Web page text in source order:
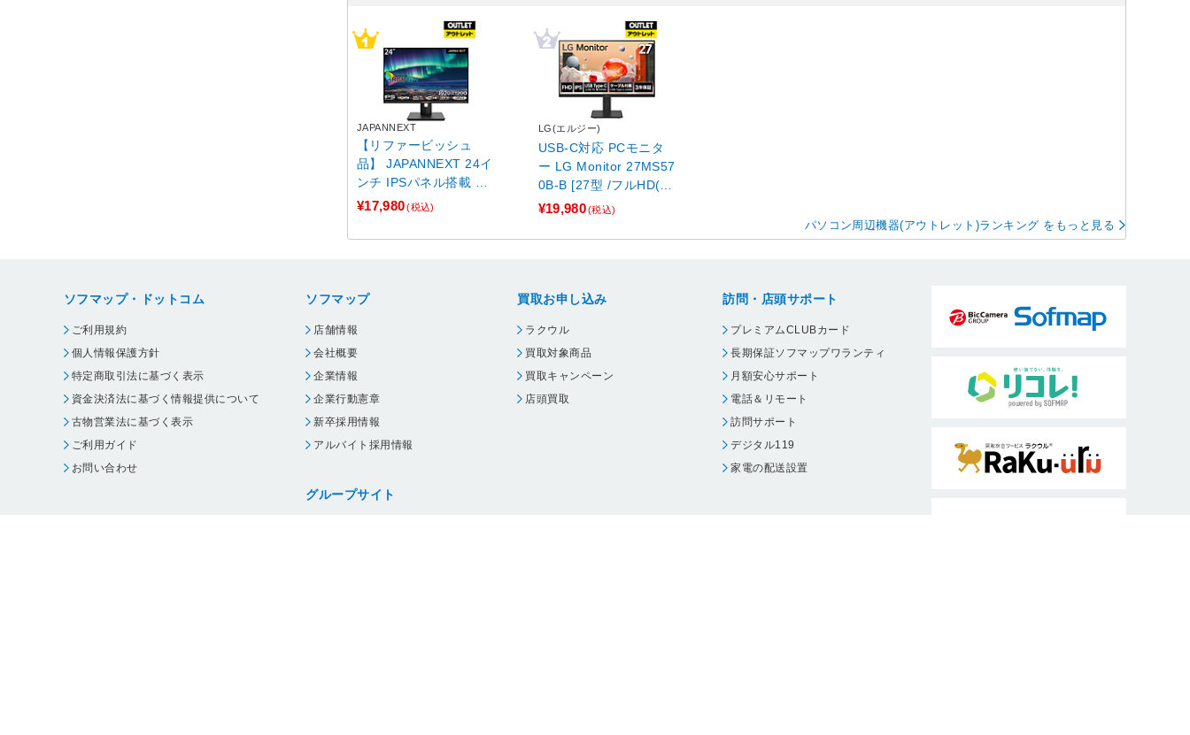
JAPANNEXT
【リファービッシュ
品】 JAPANNEXT 24イ
ンチ IPSパネル搭載 W
UXGA(1920x1200)解
PS24WUXGAR-C65W-
¥17,980(税込)
LG(エルジー)
USB-C対応 PCモニタ
ー LG Monitor 27MS57
0B-B [27型 /フルHD(19
20×1080) /ワイド]【外
¥19,980(税込)
パソコン周辺機器(アウトレット)ランキング をもっと見る
ソフマップ・ドットコム
ご利用規約
個人情報保護方針
特定商取引法に基づく表示
資金決済法に基づく情報提供について
古物営業法に基づく表示
ご利用ガイド
お問い合わせ
ソフマップ
店舗情報
会社概要
企業情報
企業行動憲章
新卒採用情報
アルバイト採用情報
グループサイト
買取お申し込み
ラクウル
買取対象商品
買取キャンペーン
店頭買取
訪問・店頭サポート
プレミアムCLUBカード
長期保証ソフマップワランティ
月額安心サポート
電話＆リモート
訪問サポート
デジタル119
家電の配送設置